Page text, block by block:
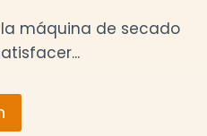
máquina de secado